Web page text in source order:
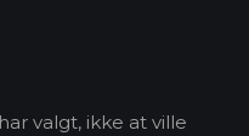
valgt, ikke at ville